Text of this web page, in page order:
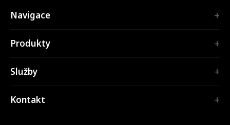
Navigace
Služby
Produkty
TubePilot
Všechna rozšíření →
Služby
Webové aplikace
Kontakt